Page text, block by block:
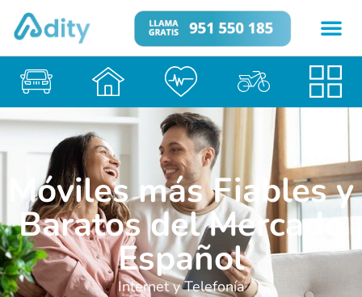
Móviles más Fiables y
Baratos del Mercado
Español
Internet y Telefonía